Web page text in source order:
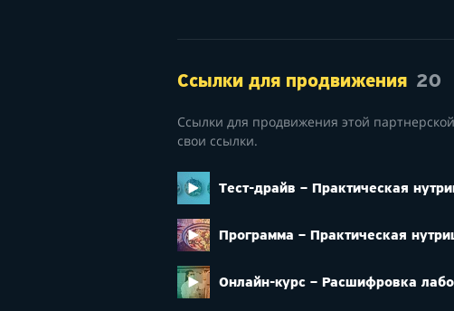
Ссылки для продвижения 20
Ссылки для продвижения этой
свои ссылки.
Тест-драйв – Практическая
Программа – Практическая
Онлайн-курс – Расшифровка